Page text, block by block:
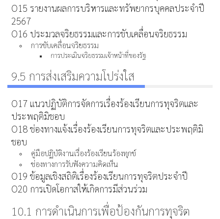
O15 รายงานผลการบริหารและทรัพยากรบุคคลประจำปี
2567
O16 ประมวลจริยธรรมและการขับเคลื่อนจริยธรรม
การขับเคลื่อนจริยธรรม
การประเมินจริยธรรมเจ้าหน้าที่ของรัฐ
9.5 การส่งเสริมความโปร่งใส
O17 แนวปฏิบัติการจัดการเรื่องร้องเรียนการทุจริตและ
ประพฤติมิชอบ
O18 ช่องทางแจ้งเรื่องร้องเรียนการทุจริตและประพฤติมิ
ชอบ
คู่มือปฏิบัติงานเรื่องร้องเรียนร้องทุกข์
ช่องทางการรับฟังความคิดเห็น
O19 ข้อมูลเชิงสถิติเรื่องร้องเรียนการทุจริตประจำปี
O20 การเปิดโอกาสให้เกิดการมีส่วนร่วม
10.1 การดำเนินการเพื่อป้องกันการทุจริต